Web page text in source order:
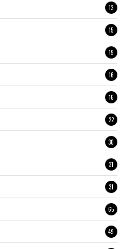
13
15
19
16
16
22
30
31
31
65
49